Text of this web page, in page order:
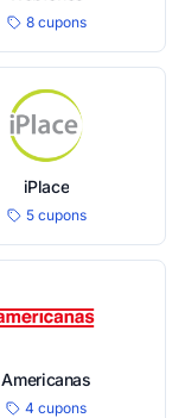
8 cupons
iPlace
5 cupons
Americanas
4 cupons